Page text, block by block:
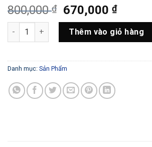
800,000₫
Giá
gốc
là:
800,000 ₫.
670,000₫Giá
hiện
tại
là:
Tủ Đầu Giường Inox - CFB08 số lượng
Thêm vào giỏ hàng
Danh mục: Sản Phẩm